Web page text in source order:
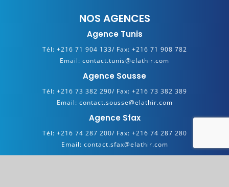
NOS AGENCES
Agence Tunis
Tél: +216 71 904 133/ Fax: +216 71 908 782
Email: contact.tunis@elathir.com
Agence Sousse
Tél: +216 73 382 290/ Fax: +216 73 382 389
Email: contact.sousse@elathir.com
Agence Sfax
Tél: +216 74 287 200/ Fax: +216 74 287 280
Email: contact.sfax@elathir.com